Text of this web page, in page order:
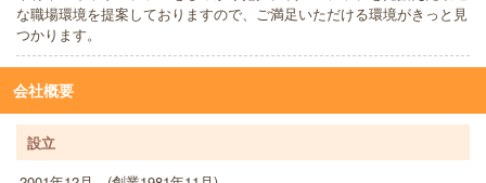
な職場環境を提案しておりますので、ご満足いただける環境がきっと見
つかります。
会社概要
設立